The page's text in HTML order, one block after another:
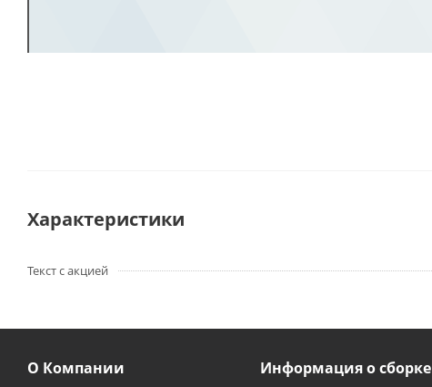
Характеристики
Текст с акцией
О Компании Информация о